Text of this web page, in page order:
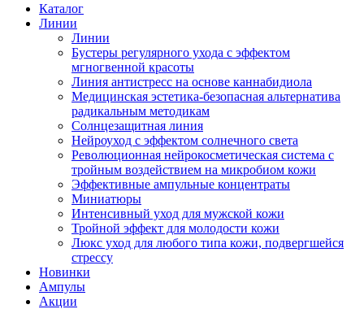
Каталог
Линии
Линии
Бустеры регулярного ухода с эффектом
мгногвенной красоты
Линия антистресс на основе каннабидиола
Медицинская эстетика-безопасная альтернатива
радикальным методикам
Солнцезащитная линия
Нейроуход с эффектом солнечного света
Революционная нейрокосметическая система с
тройным воздействием на микробиом кожи
Эффективные ампульные концентраты
Миниатюры
Интенсивный уход для мужской кожи
Тройной эффект для молодости кожи
Люкс уход для любого типа кожи, подвергшейся
стрессу
Новинки
Ампулы
Акции